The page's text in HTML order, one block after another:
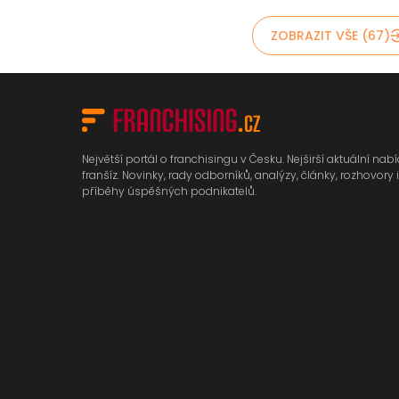
ZOBRAZIT VŠE (67)
Největší portál o franchisingu v Česku. Nejširší aktuální
franšíz. Novinky, rady odborníků, analýzy, články, rozhovory i
příběhy úspěšných podnikatelů.